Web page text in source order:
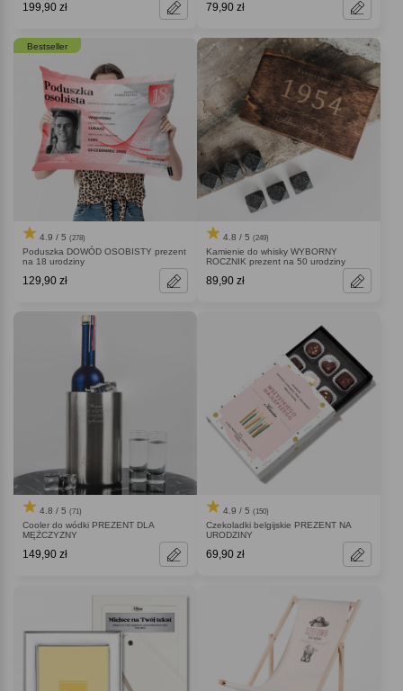
199,90 zł 79,90 zł
Bestseller
4.9 / 5 (278)
Poduszka DOWÓD OSOBISTY prezent
na 18 urodziny
129,90 zł
4.8 / 5 (249)
Kamienie do whisky WYBORNY
ROCZNIK prezent na 50 urodziny
89,90 zł
4.8 / 5 (71)
Cooler do wódki PREZENT DLA
MĘŻCZYZNY
149,90 zł
4.9 / 5 (150)
Czekoladki belgijskie PREZENT NA
URODZINY
69,90 zł